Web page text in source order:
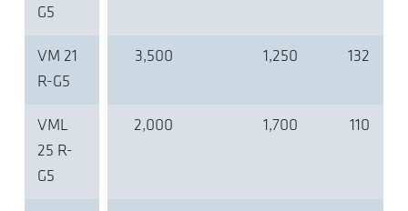
G5
VM 21
R-G5
3,500 1,250 132
VML
25 R-
G5
2,000 1,700 110